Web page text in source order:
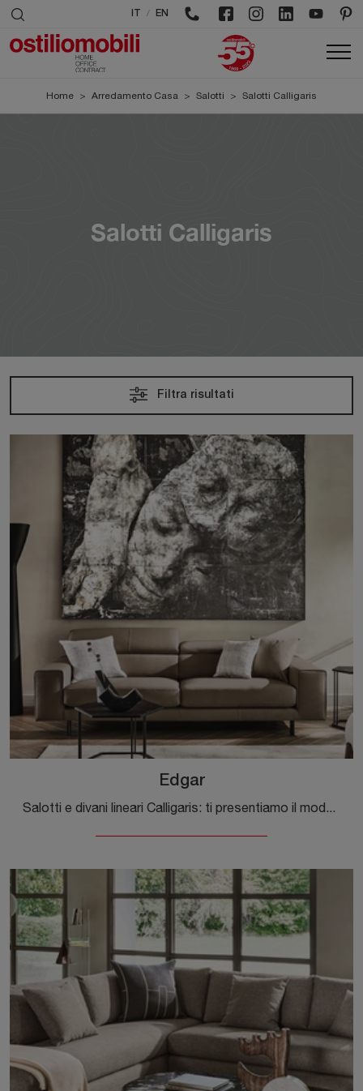
/ EN
Home > Arredamento Casa > Salotti > Salotti Calligaris
Salotti Calligaris
Filtra risultati
Edgar
Salotti e divani lineari Calligaris: ti presentiamo il modello Edgar in pelle per valorizzare il living.